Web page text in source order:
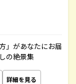
」があなたにお届
の絶景集
詳細を見る